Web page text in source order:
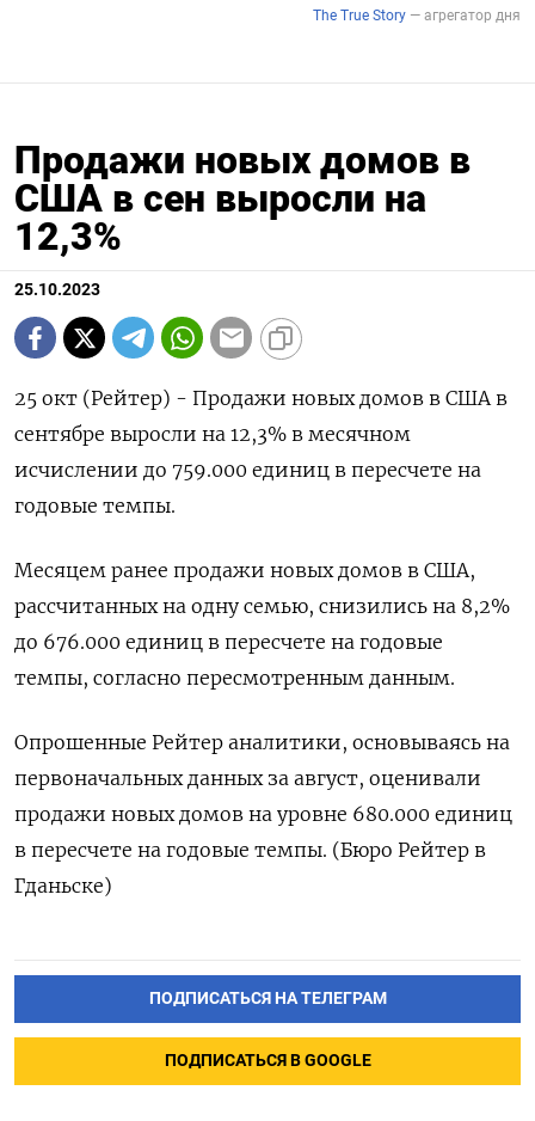
Продажи новых домов в
США в сен выросли на
12,3%
25.10.2023
25 окт (Рейтер) - Продажи новых домов в США в
сентябре выросли на 12,3% в месячном
исчислении до 759.000 единиц в пересчете на
годовые темпы.
Месяцем ранее продажи новых домов в США,
рассчитанных на одну семью, снизились на 8,2%
до 676.000 единиц в пересчете на годовые
темпы, согласно пересмотренным данным.
Опрошенные Рейтер аналитики, основываясь на
первоначальных данных за август, оценивали
продажи новых домов на уровне 680.000 единиц
в пересчете на годовые темпы. (Бюро Рейтер в
Гданьске)
ПОДПИСАТЬСЯ НА ТЕЛЕГРАМ
ПОДПИСАТЬСЯ В GOOGLE